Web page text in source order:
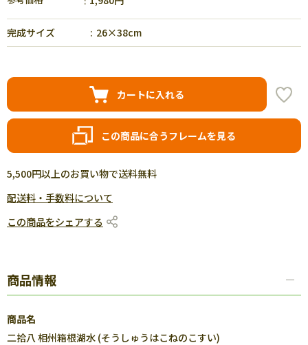
完成サイズ 26×38cm
カートに入れる
この商品に合うフレームを見る
5,500円以上のお買い物で送料無料
配送料・手数料について
この商品をシェアする
商品情報
商品名
二拾八 相州箱根湖水 (そうしゅうはこねのこすい)